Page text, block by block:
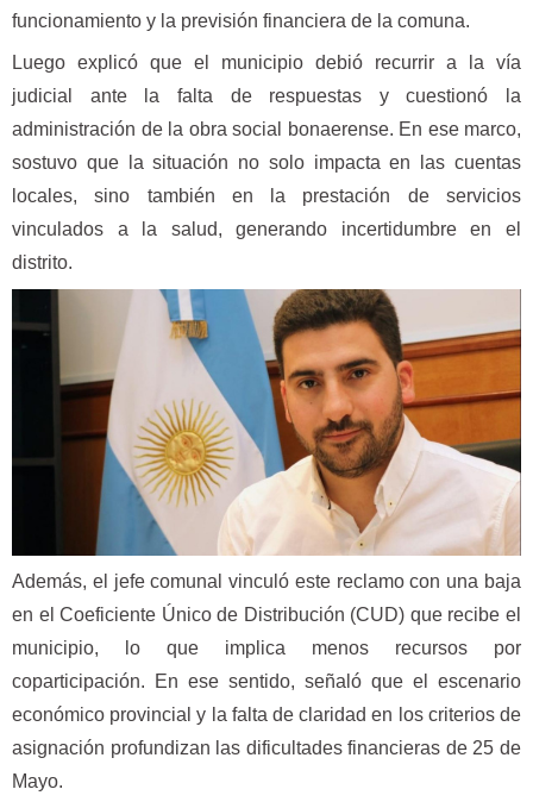
funcionamiento y la previsión financiera de la comuna.
Luego explicó que el municipio debió recurrir a la vía
judicial ante la falta de respuestas y cuestionó la
administración de la obra social bonaerense. En ese marco,
sostuvo que la situación no solo impacta en las cuentas
locales, sino también en la prestación de servicios
vinculados a la salud, generando incertidumbre en el
distrito.
Además, el jefe comunal vinculó este reclamo con una baja
en el Coeficiente Único de Distribución (CUD) que recibe el
municipio, lo que implica menos recursos por
coparticipación. En ese sentido, señaló que el escenario
económico provincial y la falta de claridad en los criterios de
asignación profundizan las dificultades financieras de 25 de
Mayo.